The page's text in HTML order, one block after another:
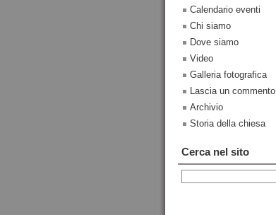
Calendario eventi
Chi siamo
Dove siamo
Video
Galleria fotografica
Lascia un commento
Archivio
Storia della chiesa
Cerca nel sito